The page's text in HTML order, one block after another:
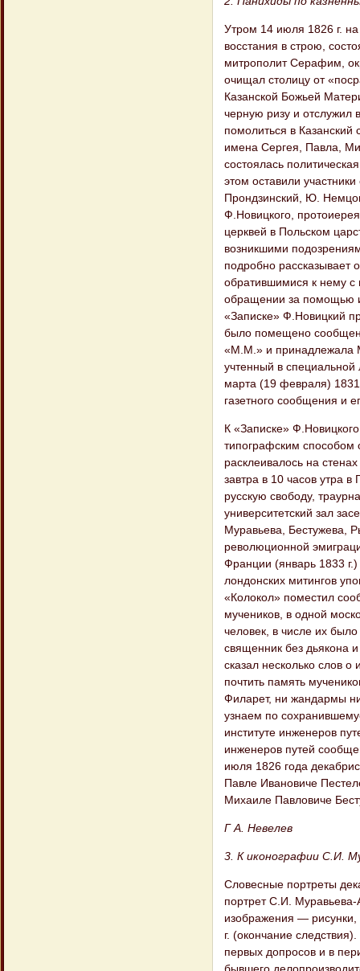
Утром 14 июля 1826 г.
восстания в строю,
митрополит Серафим,
очищал столицу от
Казанской Божьей
черную ризу и отслужил
помолиться в
имена Сергея, Павла,
состоялась
этом оставили
Прондзинский, Ю.
Ф.Новицкого,
церквей в Польском
возникшими
подробно рассказывает
обратившимися к нему с
обращении за помощью
«Записке» Ф.Новицкий
было помещено
«М.М.» и принадлежала
учтенный в
марта (19 февраля) 1831
газетного сообщения и
К «Записке»
типографским способом
расклеивалось на
завтра в 10 часов утра
русскую свободу,
университетский зал
Муравьева, Бестужева,
революционной
Франции (январь 1833
лондонских митингов
«Колокол» поместил
мучеников, в одной
человек, в числе их
священник без дьякона
сказал несколько слов
почтить память
Филарет, ни жандармы
узнаем по
институте инженеров
инженеров путей
июля 1826 года
Павле Ивановиче
Михаиле Павловиче
Г А. Невелев
3. К иконографии С.И.
Словесные портреты
портрет С.И.
изображения —
г. (окончание
первых допросов и в